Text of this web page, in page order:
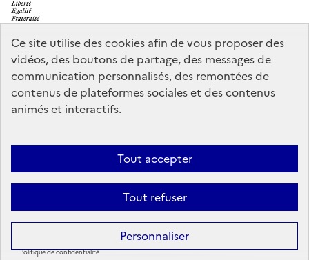
Ce site utilise des cookies afin de vous proposer des
vidéos, des boutons de partage, des messages de
communication personnalisés, des remontées de
contenus de plateformes sociales et des contenus
animés et interactifs.
Tout accepter
Tout refuser
Personnaliser
Politique de confidentialité
legifrance.gouv.fr
info.gouv.fr
service-public.gouv.fr
data.gouv.fr
Mentions légales
conforme
Politique d’utilisation des témoins de connexion
Sauf mention contraire, tous les contenus de ce site sont sous